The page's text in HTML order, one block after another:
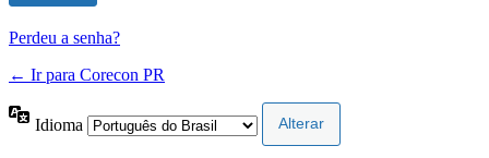
Perdeu a senha?
← Ir para Corecon PR
Idioma